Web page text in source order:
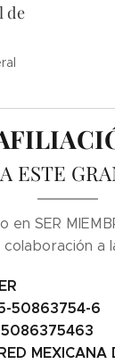
de
ESTE
en SER
a
50863754-6
MEXICANA